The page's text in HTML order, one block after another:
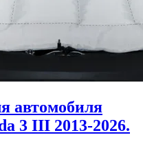
автомобиля
3 III 2013-2026.